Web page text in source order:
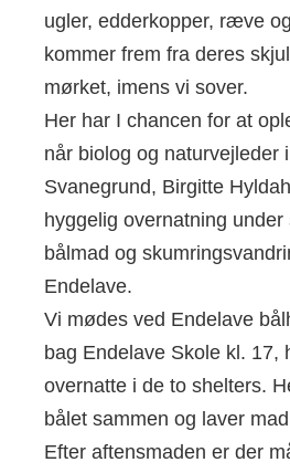
ugler, edderkopper, ræve
kommer frem fra deres
mørket, imens vi sover.
Her har I chancen for at
når biolog og naturvejleder
Svanegrund, Birgitte
hyggelig overnatning under
bålmad og
Endelave.
Vi mødes ved Endelave
bag Endelave Skole kl. 17,
overnatte i de to shelters.
bålet sammen og laver
Efter aftensmaden er der